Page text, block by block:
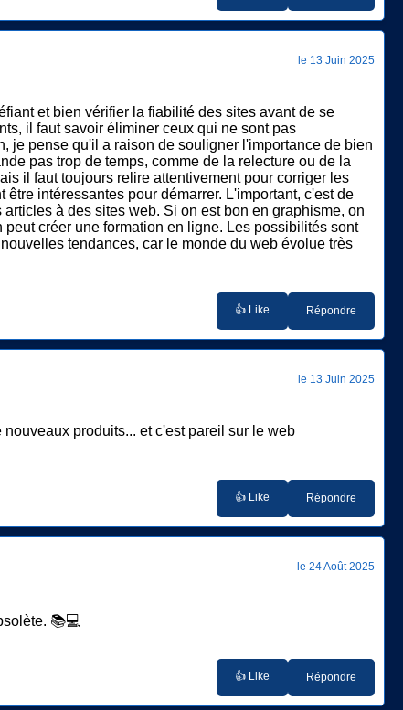
le 13 Juin 2025
et bien vérifier la fiabilité des sites avant de se
il faut savoir éliminer ceux qui ne sont pas
je pense qu'il a raison de souligner l'importance de bien
pas trop de temps, comme de la relecture ou de la
il faut toujours relire attentivement pour corriger les
intéressantes pour démarrer. L'important, c'est de
à des sites web. Si on est bon en graphisme, on
créer une formation en ligne. Les possibilités sont
tendances, car le monde du web évolue très
👍 Like Répondre
le 13 Juin 2025
produits... et c'est pareil sur le web
👍 Like Répondre
le 24 Août 2025
📚💻
👍 Like Répondre